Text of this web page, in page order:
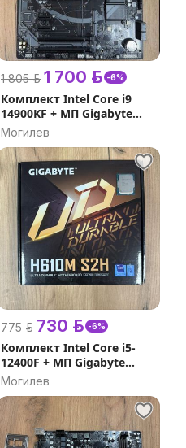
1 805 р. 1 700 р. -6%
Комплект Intel Core i9
14900KF + МП Gigabyte
Z790 Eagle
Могилев
775 р. 730 р. -6%
Комплект Intel Core i5-
12400F + МП Gigabyte
H610M S2H DDR5
Могилев